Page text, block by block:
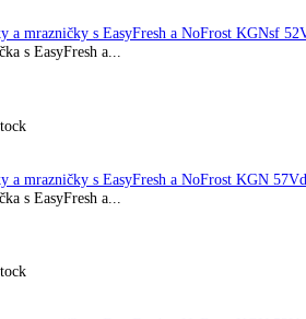
a mrazničky s EasyFresh a NoFrost